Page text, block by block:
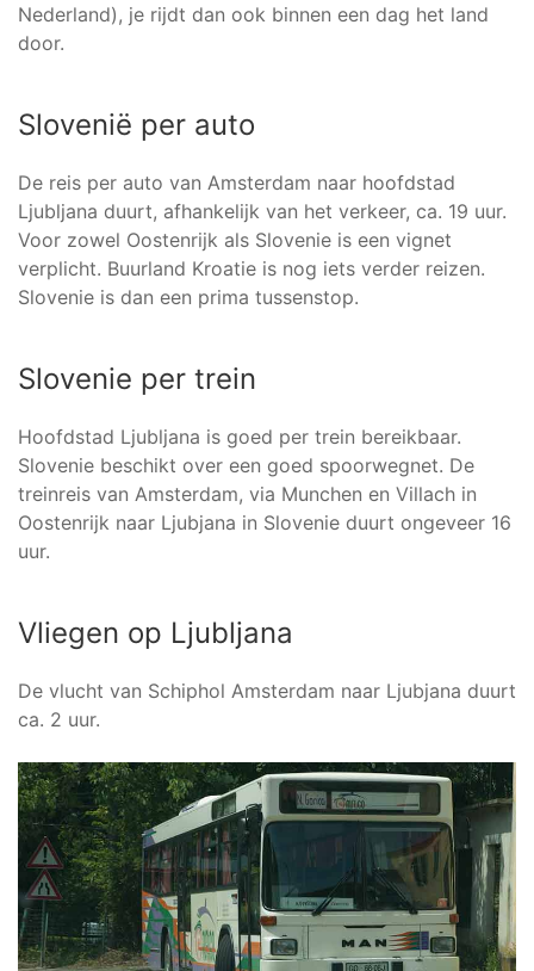
Nederland), je rijdt dan ook binnen een dag het land
door.
Slovenië per auto
De reis per auto van Amsterdam naar hoofdstad
Ljubljana duurt, afhankelijk van het verkeer, ca. 19 uur.
Voor zowel Oostenrijk als Slovenie is een vignet
verplicht. Buurland Kroatie is nog iets verder reizen.
Slovenie is dan een prima tussenstop.
Slovenie per trein
Hoofdstad Ljubljana is goed per trein bereikbaar.
Slovenie beschikt over een goed spoorwegnet. De
treinreis van Amsterdam, via Munchen en Villach in
Oostenrijk naar Ljubjana in Slovenie duurt ongeveer 16
uur.
Vliegen op Ljubljana
De vlucht van Schiphol Amsterdam naar Ljubjana duurt
ca. 2 uur.